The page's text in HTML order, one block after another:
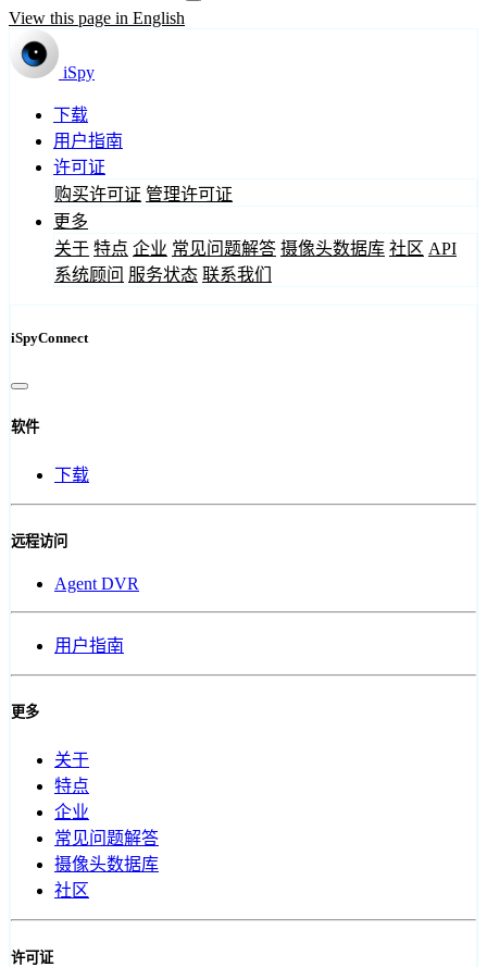
View this page in English
iSpy
下载
用户指南
许可证
购买许可证 管理许可证
更多
关于 特点 企业 常见问题解答 摄像头数据库 社区 API
系统顾问 服务状态 联系我们
iSpyConnect
软件
下载
远程访问
Agent DVR
用户指南
更多
关于
特点
企业
常见问题解答
摄像头数据库
社区
许可证